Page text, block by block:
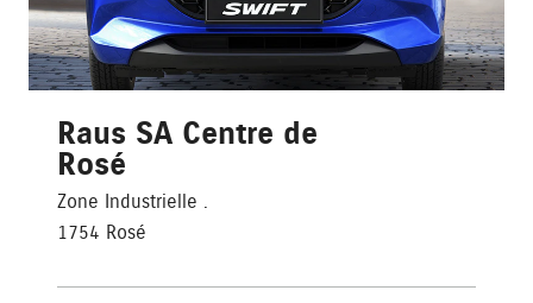
Raus SA Centre de
Rosé
Zone Industrielle .
1754 Rosé